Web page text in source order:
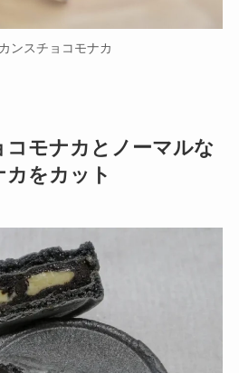
ンスチョコモナカ
コモナカとノーマルな
をカット